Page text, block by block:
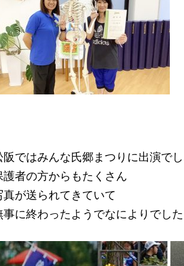
阪ではみんな氏郷まつりに出演で
護者の方からもたくさん
真が送られてきていて
事に終わったようでなによりでした